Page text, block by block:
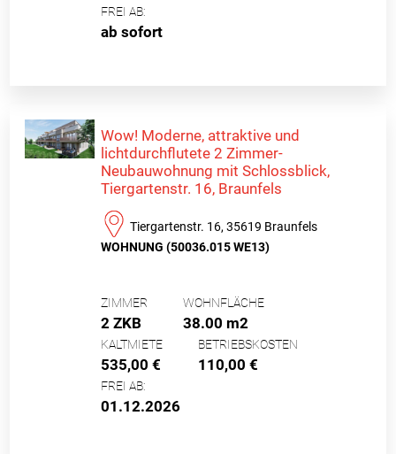
FREI AB:
ab sofort
Wow! Moderne, attraktive und
lichtdurchflutete 2 Zimmer-
Neubauwohnung mit Schlossblick,
Tiergartenstr. 16, Braunfels
Tiergartenstr. 16, 35619 Braunfels
WOHNUNG (50036.015 WE13)
ZIMMER
2 ZKB
WOHNFLÄCHE
38.00 m2
KALTMIETE
535,00 €
BETRIEBSKOSTEN
110,00 €
FREI AB:
01.12.2026